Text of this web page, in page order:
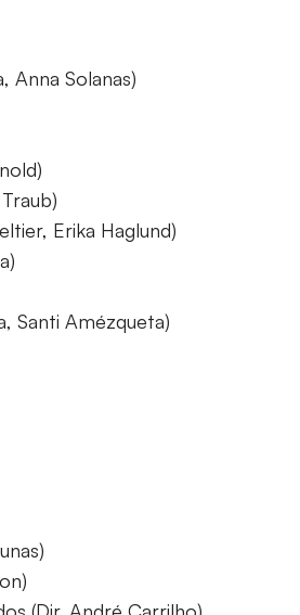
Anna Solanas)
Erika Haglund)
Santi Amézqueta)
(Dir. André Carrilho)